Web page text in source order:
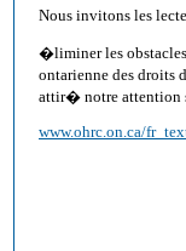
Nous invitons les
�liminer les
ontarienne des droits
attir� notre attention
www.ohrc.on.ca/